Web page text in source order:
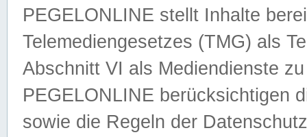
PEGELONLINE stellt Inhalte
Telemediengesetzes (TMG) als
Abschnitt VI als Mediendienste
PEGELONLINE berücksichtigen
sowie die Regeln der